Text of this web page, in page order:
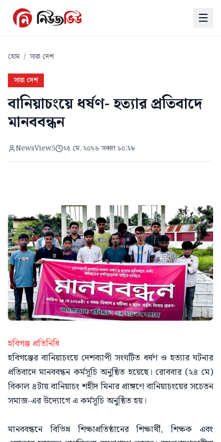
হোম / সারা দেশ
সারা দেশ
বানিয়াচংয়ে ধর্ষণ- হত্যার প্রতিবাদে
মানববন্ধন
NewsView5 ২৫ মে, ২০২৬ সকাল ১০:২৮
হবিগঞ্জ প্রতিনিধি
হবিগঞ্জের বানিয়াচংয়ে দেশব্যাপী সংঘটিত ধর্ষণ ও হত্যার ঘটনার
প্রতিবাদে মানববন্ধন কর্মসূচি অনুষ্ঠিত হয়েছে। রোববার (২৪ মে)
বিকাল ৪টায় বানিয়াচং শহীদ মিনার প্রাঙ্গণে বানিয়াচংয়ের সচেতন
সমাজ-এর উদ্যোগে এ কর্মসূচি অনুষ্ঠিত হয়।
মানববন্ধনে বিভিন্ন শিক্ষাপ্রতিষ্ঠানের শিক্ষার্থী, শিক্ষক এবং